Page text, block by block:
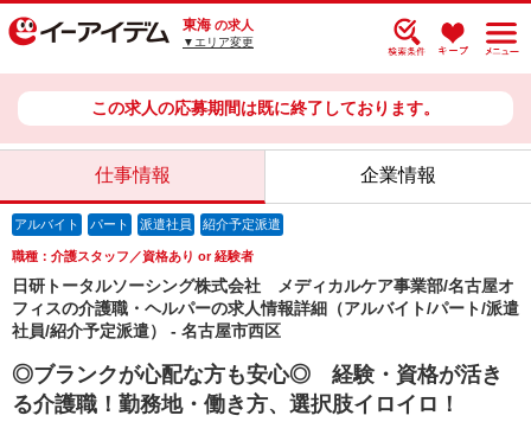
東海 の求人
▼エリア変更
この求人の応募期間は既に終了しております。
仕事情報 企業情報
アルバイト パート 派遣社員 紹介予定派遣
職種：介護スタッフ／資格あり or 経験者
日研トータルソーシング株式会社 メディカルケア事業部/名古屋オ
フィスの介護職・ヘルパーの求人情報詳細（アルバイト/パート/派遣
社員/紹介予定派遣） - 名古屋市西区
◎ブランクが心配な方も安心◎ 経験・資格が活き
る介護職！勤務地・働き方、選択肢イロイロ！